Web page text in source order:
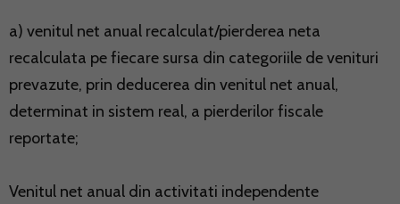
a) venitul net anual recalculat/pierderea neta
recalculata pe fiecare sursa din categoriile de venituri
prevazute, prin deducerea din venitul net anual,
determinat in sistem real, a pierderilor fiscale
reportate;
Venitul net anual din activitati independente